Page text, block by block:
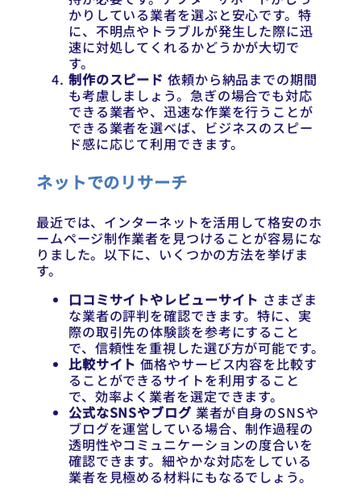
かりしている業者を選ぶと安心です。特
に、不明点やトラブルが発生した際に迅
速に対処してくれるかどうかが大切で
す。
制作のスピード 依頼から納品までの期間
も考慮しましょう。急ぎの場合でも対応
できる業者や、迅速な作業を行うことが
できる業者を選べば、ビジネスのスピー
ド感に応じて利用できます。
ネットでのリサーチ
最近では、インターネットを活用して格安のホ
ームページ制作業者を見つけることが容易にな
りました。以下に、いくつかの方法を挙げま
す。
口コミサイトやレビューサイト さまざま
な業者の評判を確認できます。特に、実
際の取引先の体験談を参考にすること
で、信頼性を重視した選び方が可能です。
比較サイト 価格やサービス内容を比較す
ることができるサイトを利用すること
で、効率よく業者を選定できます。
公式なSNSやブログ業者が自身のSNSや
ブログを運営している場合、制作過程の
透明性やコミュニケーションの度合いを
確認できます。細やかな対応をしている
業者を見極める材料にもなるでしょう。